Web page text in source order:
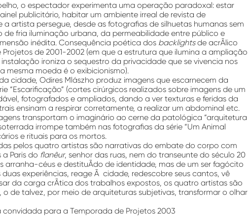
o espectador experimenta uma operação paradoxal: estar
publicitário, habitar um ambiente irreal de revista de
a artista persegue, desde as fotografias de silhuetas humanas sem
fria iluminação urbana, da permeabilidade entre público e
inédita. Consequência poética dos backlightsde acrÃ­lico
de 2001-2002 (em que a estrutura que ilumina a ampliação
ironiza o sequestro da privacidade que se vivencia nos
mesma moeda é o exibicionismo).
cidade, Odires Mlászho produz imagens que escarnecem da
“Escarificação” (cortes cirúrgicos realizados sobre imagens de um
fotografados e ampliados, dando a ver texturas e feridas da
ensinam a respirar corretamente, a realizar um abdominal etc.
transportam o imaginário ao cerne da patológica “arquitetura
irrompe também nas fotografias da série “Um Animal
e rituais para os mortos.
pelos quatro artistas são narrativas do embate do corpo com
Paris do flanêur, senhor das ruas, nem do transeunte do século 20
arranha-céus e destituÃ­do de identidade, mas de um ser fagócito
experiências, reage Ã cidade, redescobre seus cantos, vê
da carga crÃ­tica dos trabalhos expostos, os quatro artistas são
de talvez, por meio de arquiteturas subjetivas, transformar o olhar
convidada para a Temporada de Projetos 2003